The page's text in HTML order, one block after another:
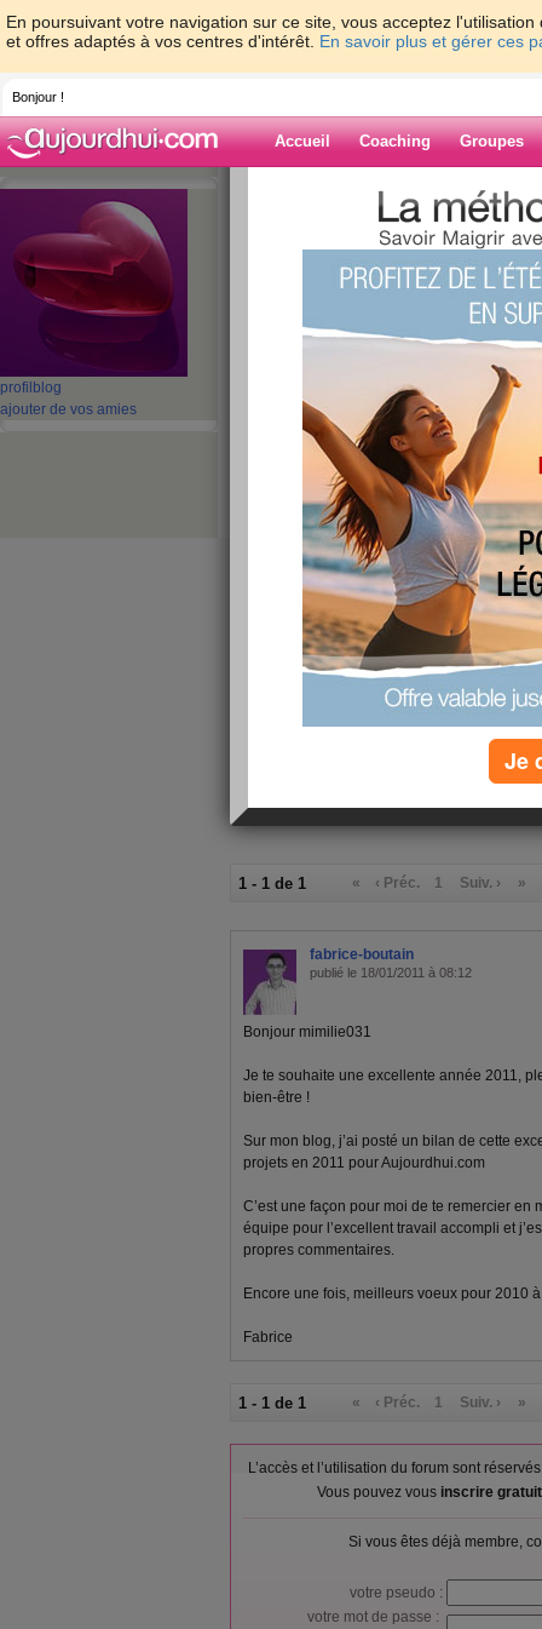
En poursuivant votre navigation sur ce site, vous acceptez
et offres adaptés à vos centres d'intérêt. En savoir plus et gérer ces
Bonjour !
Accueil Coaching Groupes
profil blog
ajouter de vos amies
> > 2ème
Blog de
2ème jour de
mon alimentation
Petit-déjeuner : Café au lait,
Déjeuner :
Blanc de
(cuit)
Goûter ou snack :
Pomme ,
Yaourt au
surgélés
Verres d'eau :
7
Calories consommées :
1350 kcal
1 - 1 de 1 « ‹ Préc. 1 Suiv. › »
fabrice-boutain
publié le 18/01/2011 à 08:12
Bonjour mimilie031
Je te souhaite une excellente année 2011,
bien-être !
Sur mon blog, j’ai posté un bilan de cette
projets en 2011 pour Aujourdhui.com
C’est une façon pour moi de te remercier en
équipe pour l’excellent travail accompli et
propres commentaires.
Encore une fois, meilleurs voeux pour 2010
Fabrice
1 - 1 de 1 « ‹ Préc. 1 Suiv. › »
L’accès et l’utilisation du forum sont
Vous pouvez vous inscrire
Si vous êtes déjà membre,
votre pseudo :
votre mot de passe :
Je